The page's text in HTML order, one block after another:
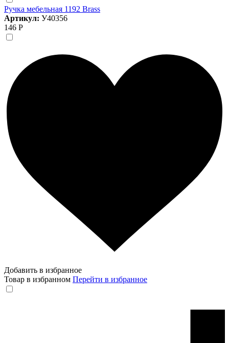
Ручка мебельная 1192 Brass
Артикул: У40356
146 Р
Добавить в избранное
Товар в избранном Перейти в избранное